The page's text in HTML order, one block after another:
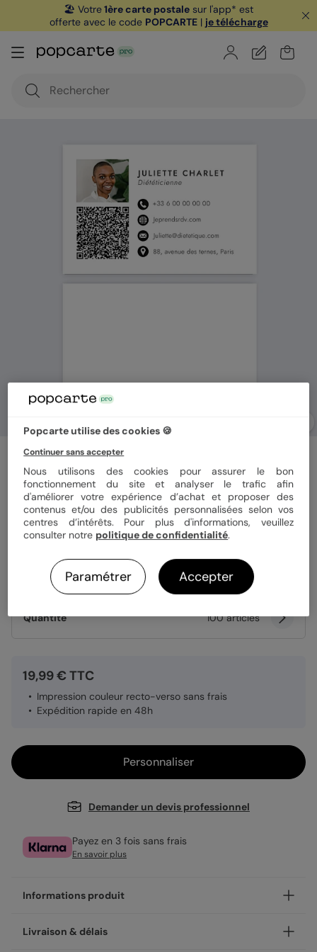
🏖️ Votre1ère carte postale sur l'app* est
offerte avec le code POPCARTE| je télécharge
Carte de visite
Diététicienne
Format 8,5x5,5 cm
Papier Papier Mat
Quantité 100 articles
19,99 € TTC
Impression couleur recto-verso sans frais
Expédition rapide en 48h
Personnaliser
Demander un devis professionnel
Payez en 3 fois sans frais
En savoir plus
Informations produit
Personnalisez vos cartes de visites Diététicienne, un outil
Livraison & délais
Popcarte utilise des cookies 🍪
Continuer sans accepter
Nous utilisons des cookies pour assurer le bon
fonctionnement du site et analyser le trafic afin
d'améliorer votre expérience d’achat et proposer des
contenus et/ou des publicités personnalisées selon vos
centres d’intérêts. Pour plus d'informations, veuillez
consulter notre politique de confidentialité.
Paramétrer Accepter